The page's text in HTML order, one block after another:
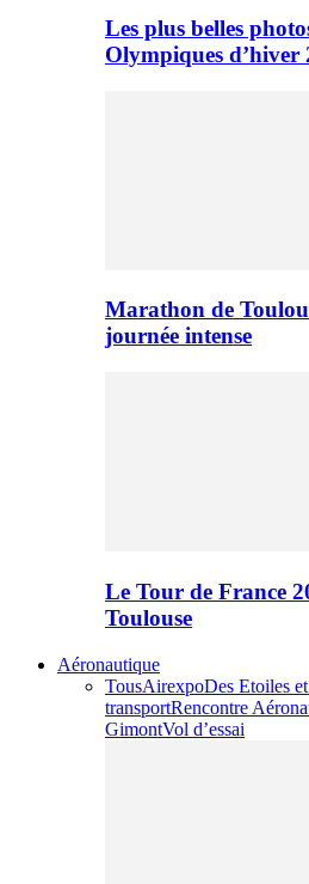
Les plus belles
Olympiques d’hiver
Marathon de
journée intense
Le Tour de France
Toulouse
Aéronautique
TousAirexpoDes Etoiles
transportRencontre
GimontVol d’essai